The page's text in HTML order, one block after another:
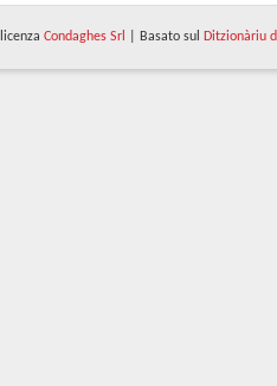
Condaghes Srl | Basato sul Ditzionàriu